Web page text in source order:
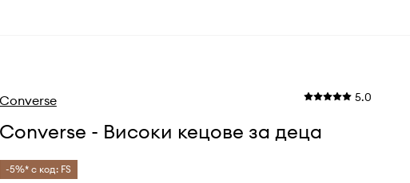
Converse 5.0
Converse - Високи кецове за деца
-5%* с код: FS